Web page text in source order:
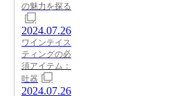
の魅力を探る
2024.07.26
ワインテイス
ティングの必
須アイテム：
吐器
2024.07.26